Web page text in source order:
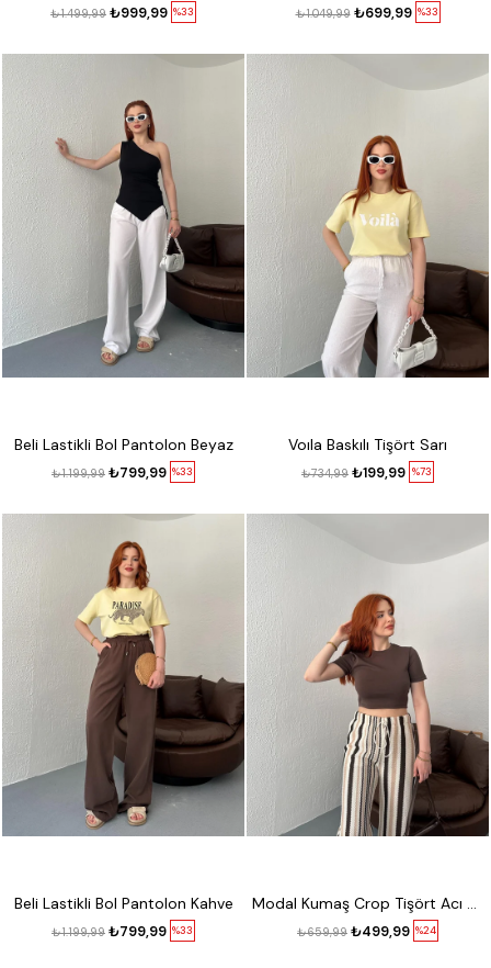
%33
₺999,99
₺1.499,99 %33
₺699,99
₺1.049,99
Beli Lastikli Bol Pantolon Beyaz
%33
₺799,99
₺1.199,99
Voıla Baskılı Tişört Sarı
%73
₺199,99
₺734,99
Beli Lastikli Bol Pantolon Kahve
%33
₺799,99
₺1.199,99
Modal Kumaş Crop Tişört Acı kahve
%24
₺499,99
₺659,99